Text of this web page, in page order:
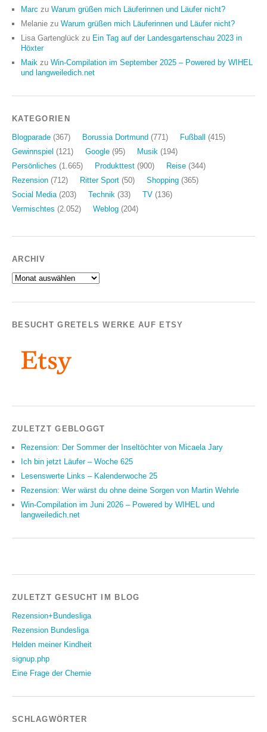
Marc zu Warum grüßen mich Läuferinnen und Läufer nicht?
Melanie zu Warum grüßen mich Läuferinnen und Läufer nicht?
Lisa Gartenglück zu Ein Tag auf der Landesgartenschau 2023 in
Höxter
Maik zu Win-Compilation im September 2025 – Powered by WIHEL
und langweiledich.net
KATEGORIEN
Blogparade (367) Borussia Dortmund (771) Fußball
(415)
Gewinnspiel (121) Google (95) Musik (194)
Persönliches (1.665) Produkttest (900) Reise (344)
Rezension (712) Ritter Sport (50) Shopping (365)
Social Media (203) Technik (33) TV (136)
Vermischtes (2.052) Weblog (204)
ARCHIV
Archiv
BESUCHT GRETELS WERKE AUF ETSY
ZULETZT GEBLOGGT
Rezension: Der Sommer der Inseltöchter von Micaela Jary
Ich bin jetzt Läufer – Woche 625
Lesenswerte Links – Kalenderwoche 25
Rezension: Wer wärst du ohne deine Sorgen von Martin Wehrle
Win-Compilation im Juni 2026 – Powered by WIHEL und
langweiledich.net
ZULETZT GESUCHT IM BLOG
Rezension+Bundesliga
Rezension Bundesliga
Helden meiner Kindheit
signup.php
Eine Frage der Chemie
SCHLAGWÖRTER